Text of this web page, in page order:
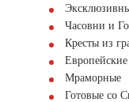
Часовни и
Кресты из
Европейские
Мраморные
Готовые со